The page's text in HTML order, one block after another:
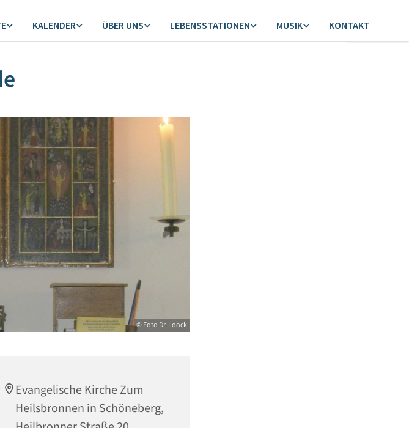
KALENDER ÜBER UNS LEBENSSTATIONEN MUSIK KONTAKT
© Foto Dr. Loock
Evangelische Kirche Zum
Heilsbronnen in Schöneberg,